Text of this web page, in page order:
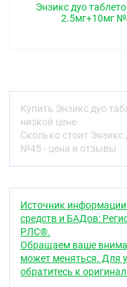
Индапамид
Гипотензивное
Код АТХ
C09BA02
ЭНЗИКС ДУО
лекарственных
ингибитор
(АПФ) ЭНАЛАПРИЛ и
ИНДАПАМИД.
Энзикс дуо
2.5мг+10мг
Купить Энзикс дуо
низкой цене
Сколько стоит
№45 - цена и отзывы
Источник
средств и БАДов:
РЛС®.
Обращаем ваше
может меняться. Для
обратитесь к